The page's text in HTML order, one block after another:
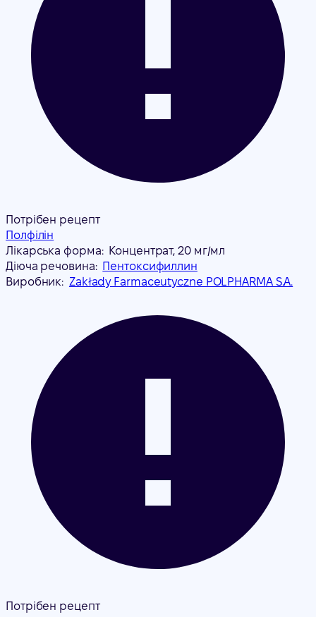
Потрібен рецепт
Полфілін
Лікарська форма: Концентрат, 20 мг/мл
Діюча речовина: Пентоксифиллин
Виробник: Zakłady Farmaceutyczne POLPHARMA S.A.
Потрібен рецепт